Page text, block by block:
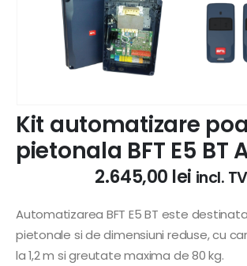
Kit automatizare
pietonala BFT E5 BT
2.645,00 lei incl.
Automatizarea BFT E5 BT este
pietonale si de dimensiuni reduse, cu
la 1,2 m si greutate maxima de 80 kg.